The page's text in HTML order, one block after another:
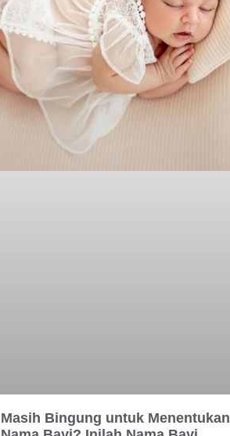
Masih Bingung untuk Menentukan